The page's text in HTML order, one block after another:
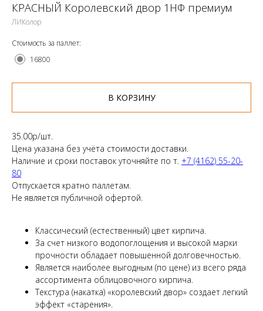
КРАСНЫЙ Королевский двор 1НФ премиум
ЛИКолор
Стоимость за паллет:
16800
В КОРЗИНУ
35.00р/шт.
Цена указана без учёта стоимости доставки.
Наличие и сроки поставок уточняйте по т. +7 (4162) 55-20-
80
Отпускается кратно паллетам.
Не является публичной офертой.
Классический (естественный) цвет кирпича.
За счет низкого водопоглощения и высокой марки
прочности обладает повышенной долговечностью.
Является наиболее выгодным (по цене) из всего ряда
ассортимента облицовочного кирпича.
Текстура (накатка) «королевский двор» создает легкий
эффект «старения».